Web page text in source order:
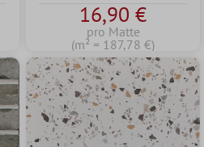
16,90 €
pro Matte
(m² = 187,78 €)